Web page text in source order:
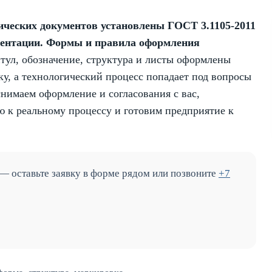
документов установлены ГОСТ 3.1105-2011
Формы и правила оформления
обозначение, структура и листы оформлены
а технологический процесс попадает под вопросы
оформление и согласования с вас,
реальному процессу и готовим предприятие к
оставьте заявку в форме рядом или позвоните +7